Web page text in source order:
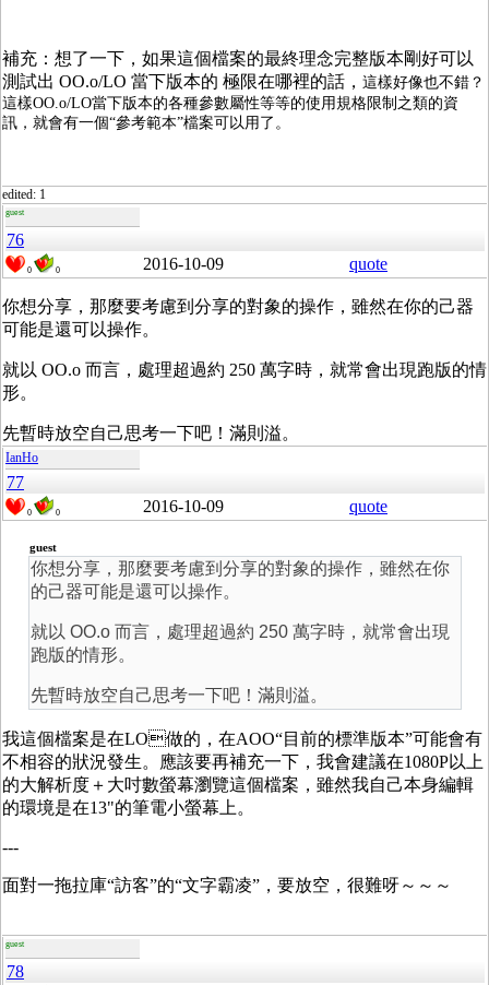
補充：想了一下，如果這個檔案的最終理念完整版本剛好可以
測試出 OO.o/LO 當下版本的 極限在哪裡的話， 這樣好像也不錯？
這樣OO.o/LO當下版本的各種參數屬性等等的使用規格限制之類的資
訊，就會有一個“參考範本”檔案可以用了。
edited: 1
guest
76
0 0 2016-10-09 quote
你想分享，那麼要考慮到分享的對象的操作，雖然在你的己器
可能是還可以操作。
就以 OO.o 而言，處理超過約 250 萬字時，就常會出現跑版的情
形。
先暫時放空自己思考一下吧！滿則溢。
IanHo
77
0 0 2016-10-09 quote
guest
你想分享，那麼要考慮到分享的對象的操作，雖然在你
的己器可能是還可以操作。
就以 OO.o 而言，處理超過約 250 萬字時，就常會出現
跑版的情形。
先暫時放空自己思考一下吧！滿則溢。
我這個檔案是在LO做的，在AOO“目前的標準版本”可能會有
不相容的狀況發生。應該要再補充一下，我會建議在1080P以上
的大解析度＋大吋數螢幕瀏覽這個檔案，雖然我自己本身編輯
的環境是在13"的筆電小螢幕上。
---
面對一拖拉庫“訪客”的“文字霸凌”，要放空，很難呀～～～
guest
78